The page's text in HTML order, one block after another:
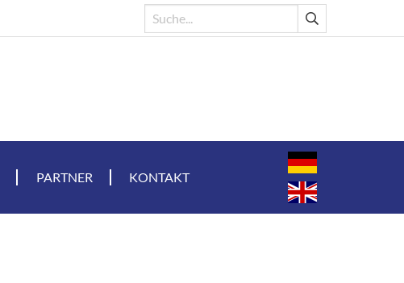
PARTNER KONTAKT